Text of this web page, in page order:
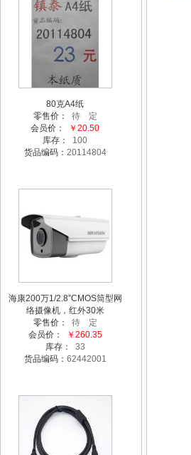
80克A4纸
零售价： 待 定
会员价：
￥20.50
库存： 100
货品编码： 20114804
海康200万1/2.8”CMOS筒型网
络摄像机，红外30米
零售价： 待 定
会员价：
￥260.35
库存： 33
货品编码： 62442001